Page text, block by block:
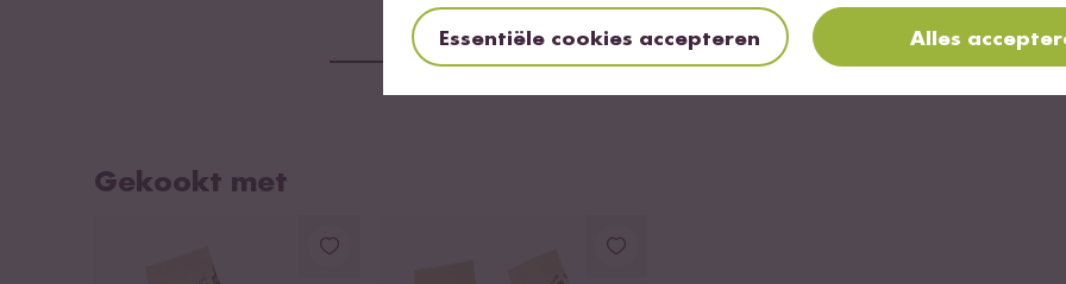
READY
Gekookt met
Essentiële cookies accepteren Alles